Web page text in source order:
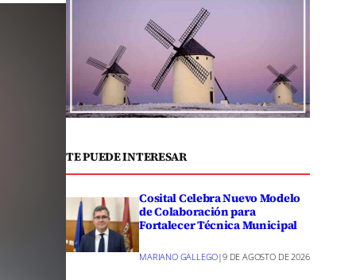
TE PUEDE INTERESAR
Cosital Celebra Nuevo Modelo
de Colaboración para
Fortalecer Técnica Municipal
MARIANO GALLEGO|9 DE AGOSTO DE 2026